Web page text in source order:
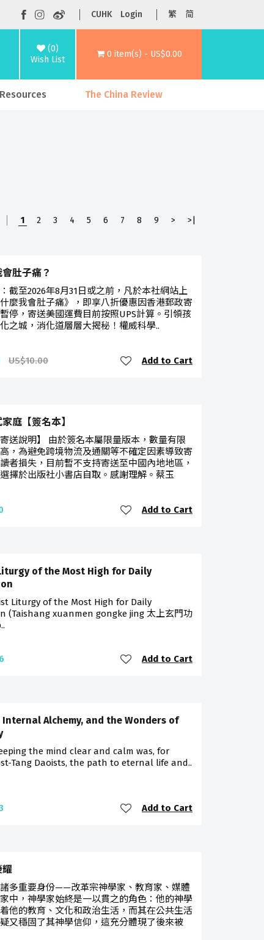
CUHK Login 繁 简
(0)
Wish List
0 item(s) - US$0.00
Resources The China Review
1 2 3 4 5 6 7 8 9 > >|
肚子痛？
截至2026年8月31日或之前，凡於本社網站上
麼我會肚子痛》，即享八折優惠因香港郵政寄
停，寄送美國運費目前按照UPS計算。引領孩
之城，消化道層層大揭秘！權威科學..
US$10.00 Add to Cart
庭【簽名本】
寄送說明】 由於簽名本屬限量版本，數量有限
，為避免跨境物流及通關等不確定因素導致寄
者損失，目前暫不支持寄送至中國內地地區，
擇於出版社小書店自取。感謝理解。蔡玉
Add to Cart
of the Most High for Daily
Liturgy of the Most High for Daily
(Taishang xuanmen gongke jing 太上玄門功
Add to Cart
Internal Alchemy, and the Wonders of
the mind clear and calm was, for
Tang Daoists, the path to eternal life and..
Add to Cart
耀
多重要身份——改革宗神學家、教育家、媒體
中，神學家始終是一以貫之的角色：他的神學
他的教育、文化和政治生活，而其在公共生活
又穩固了其神學信仰，這充分體現了後來被